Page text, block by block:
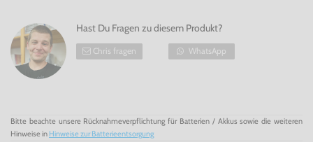
Hast Du Fragen zu diesem Produkt?
Chris fragen WhatsApp
Bitte beachte unsere Rücknahmeverpflichtung für Batterien / Akkus sowie die weiteren
Hinweise in Hinweise zur Batterieentsorgung